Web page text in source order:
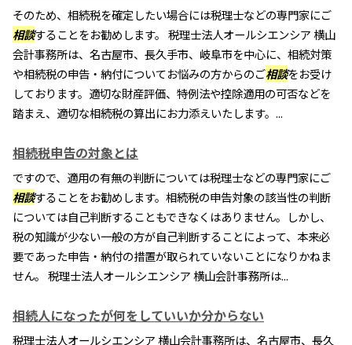
そのため、相続税を確定したい場合には税理士などの専門家にご
相談することをお勧めします。 税理士法人オールシエンシア 横山
会計事務所は、名古屋市、長久手市、岐阜市を中心に、相続対策
や相続税の申告・納付についてお悩みの方からのご相談をお受け
しております。適切な財産評価、特例法や控除適用の可否などを
踏まえ、適切な相続税の算出にお力添えいたします。...
相続税申告の対象とは
ですので、適用の有無の判断については税理士などの専門家にご
相談することをお勧めします。相続税の申告対象の該当性の判断
については自己判断することもできなくはありません。しかし、
税の知識が少ない一般の方が自己判断することによって、本来必
要であった申告・納付の措置が取られていないことになりかねま
せん。 税理士法人オールシエンシア 横山会計事務所は...
相続人になったが何をしていいか分からない
税理士法人オールシエンシア 横山会計事務所は、名古屋市、長久